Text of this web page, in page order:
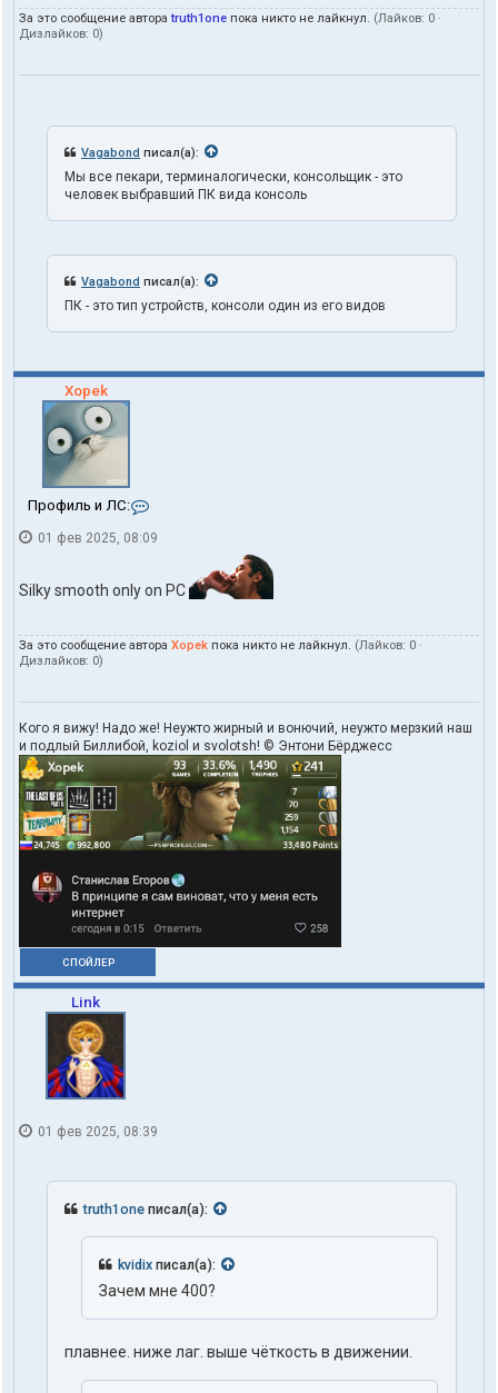
o
За это сообщение автораtruth1one пока никто не лайкнул. (Лайков: 0 ·
Дизлайков: 0)
Vagabond писал(а):
Мы все пекари, терминалогически, консольщик - это
человек выбравший ПК вида консоль
Vagabond писал(а):
ПК - это тип устройств, консоли один из его видов
Xopek
Профиль и ЛС:
н
к
п
ь
о
в
т
л
я
o
p
k
01 фев 2025, 08:09
Silky smooth only on PC
За это сообщение автора Xopek пока никто не лайкнул. (Лайков: 0 ·
Дизлайков: 0)
Кого я вижу! Надо же! Неужто жирный и вонючий, неужто мерзкий наш
и подлый Биллибой, koziol и svolotsh! © Энтони Бёрджесс
СПОЙЛЕР
Link
01 фев 2025, 08:39
truth1one писал(а):
kvidix писал(а):
Зачем мне 400?
плавнее. ниже лаг. выше чёткость в движении.